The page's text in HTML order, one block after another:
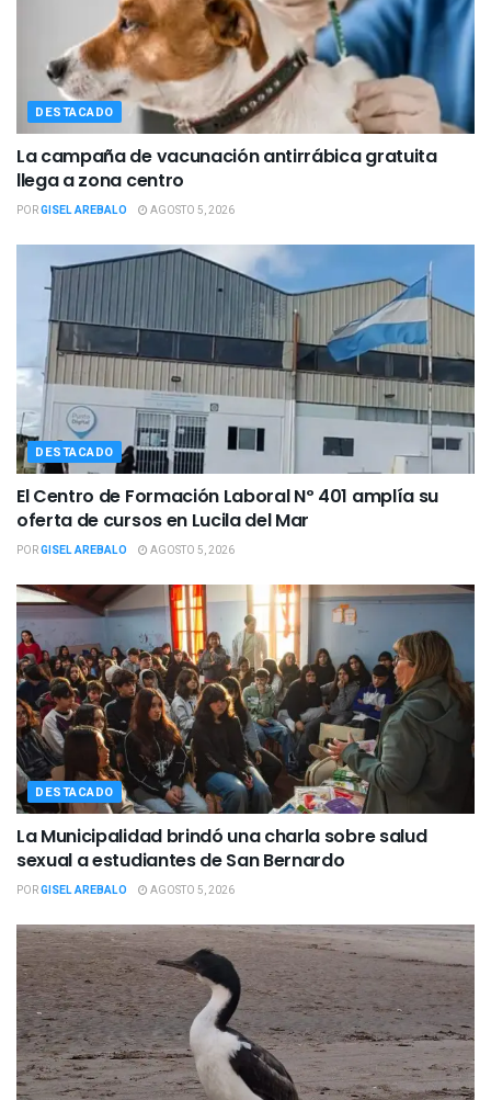
DESTACADO
La campaña de vacunación antirrábica gratuita
llega a zona centro
PORGISEL AREBALO AGOSTO 5, 2026
DESTACADO
El Centro de Formación Laboral Nº 401 amplía su
oferta de cursos en Lucila del Mar
PORGISEL AREBALO AGOSTO 5, 2026
DESTACADO
La Municipalidad brindó una charla sobre salud
sexual a estudiantes de San Bernardo
PORGISEL AREBALO AGOSTO 5, 2026